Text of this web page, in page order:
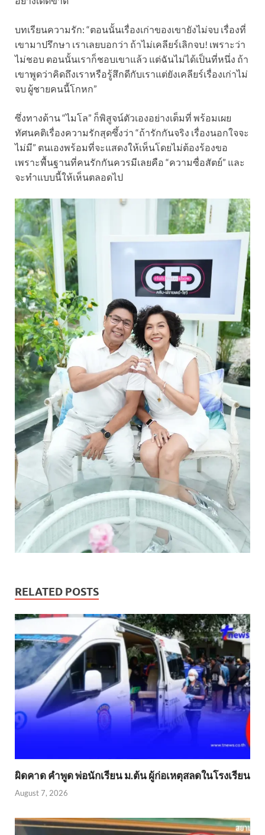
บทเรียนความรัก: “ตอนนั้นเรื่องเก่าของเขายังไม่จบ เรื่องที่
เขามาปรึกษา เราเลยบอกว่า ถ้าไม่เคลียร์เลิกจบ! เพราะว่า
ไม่ชอบ ตอนนั้นเราก็ชอบเขาแล้ว แต่ฉันไม่ได้เป็นที่หนึ่ง ถ้า
เขาพูดว่าคิดถึงเราหรือรู้สึกดีกับเราแต่ยังเคลียร์เรื่องเก่าไม่
จบ ผู้ชายคนนี้โกหก”
ซึ่งทางด้าน “ไมโล” ก็พิสูจน์ตัวเองอย่างเต็มที่ พร้อมเผย
ทัศนคติเรื่องความรักสุดซึ้งว่า “ถ้ารักกันจริง เรื่องนอกใจจะ
ไม่มี” ตนเองพร้อมที่จะแสดงให้เห็นโดยไม่ต้องร้องขอ
เพราะพื้นฐานที่คนรักกันควรมีเลยคือ “ความซื่อสัตย์” และ
จะทำแบบนี้ให้เห็นตลอดไป
RELATED POSTS
ผิดคาด คำพูด พ่อนักเรียน ม.ต้น ผู้ก่อเหตุสลดในโรงเรียน
August 7, 2026